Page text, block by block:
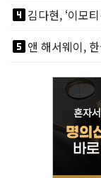
looks_4김다현, ‘이모
looks_5앤 해서웨이,